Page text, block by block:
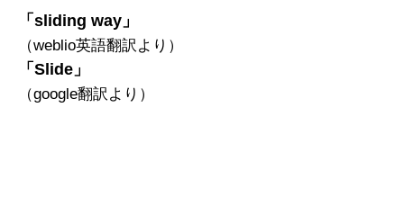
「sliding way」
（weblio英語翻訳より）
「Slide」
（google翻訳より）